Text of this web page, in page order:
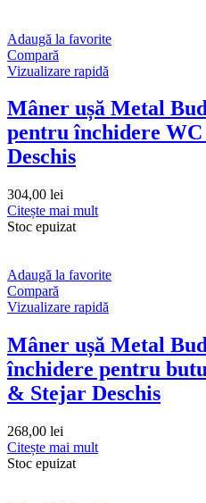
Adaugă la favorite
Compară
Vizualizare rapidă
Mâner ușă Metal
pentru închidere
Deschis
304,00 lei
Citește mai mult
Stoc epuizat
Adaugă la favorite
Compară
Vizualizare rapidă
Mâner ușă Metal
închidere pentru
& Stejar Deschis
268,00 lei
Citește mai mult
Stoc epuizat